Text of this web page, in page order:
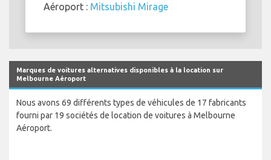
Aéroport : Mitsubishi Mirage
Marques de voitures alternatives disponibles à la location sur
Melbourne Aéroport
Nous avons 69 différents types de véhicules de 17 fabricants
fourni par 19 sociétés de location de voitures à Melbourne
Aéroport.